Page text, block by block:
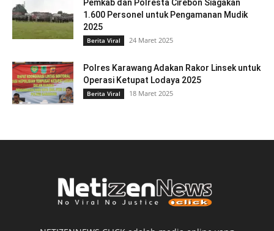
Pemkab dan Polresta Cirebon Siagakan
1.600 Personel untuk Pengamanan Mudik
2025
Berita Viral 24 Maret 2025
Polres Karawang Adakan Rakor Linsek untuk
Operasi Ketupat Lodaya 2025
Berita Viral 18 Maret 2025